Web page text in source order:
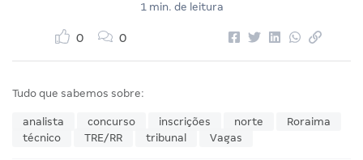
1 min. de leitura
0 0
Tudo que sabemos sobre:
analista concurso inscrições norte
Roraima
técnico
TRE/RR tribunal Vagas